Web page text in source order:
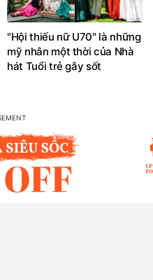
"Hội thiếu nữ U70" là những
mỹ nhân một thời của Nhà
hát Tuổi trẻ gây sốt